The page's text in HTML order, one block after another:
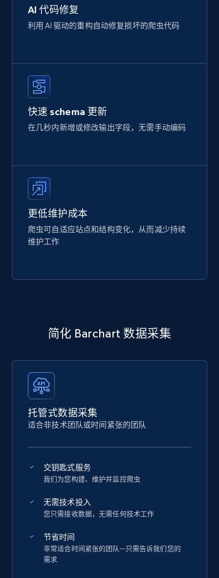
AI 代码修复
利用 AI 驱动的重构自动修复损坏的爬虫代码
快速 schema 更新
在几秒内新增或修改输出字段，无需手动编码
更低维护成本
爬虫可自适应站点和结构变化，从而减少持续
维护工作
简化 Barchart 数据采集
托管式数据采集
适合非技术团队或时间紧张的团队
交钥匙式服务
我们为您构建、维护并监控爬虫
无需技术投入
您只需接收数据，无需任何技术工作
节省时间
非常适合时间紧张的团队—只需告诉我们您的
需求